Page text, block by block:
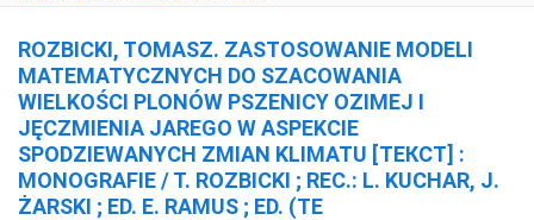
ROZBICKI, TOMASZ. ZASTOSOWANIE MODELI
MATEMATYCZNYCH DO SZACOWANIA
WIELKOŚCI PLONÓW PSZENICY OZIMEJ I
JĘCZMIENIA JAREGO W ASPEKCIE
SPODZIEWANYCH ZMIAN KLIMATU [ТЕКСТ] :
MONOGRAFIE / T. ROZBICKI ; REC.: L. KUCHAR, J.
ŻARSKI ; ED. E. RAMUS ; ED. (TE